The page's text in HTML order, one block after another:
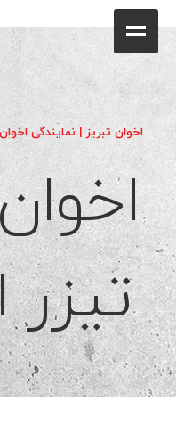
فروشگاه
محصولات
جشنواره فروش ویژه
کاتالوگ
گالری
وبلاگ
تماس با ما
اخوان تبریز | نمایندگی
تیزر